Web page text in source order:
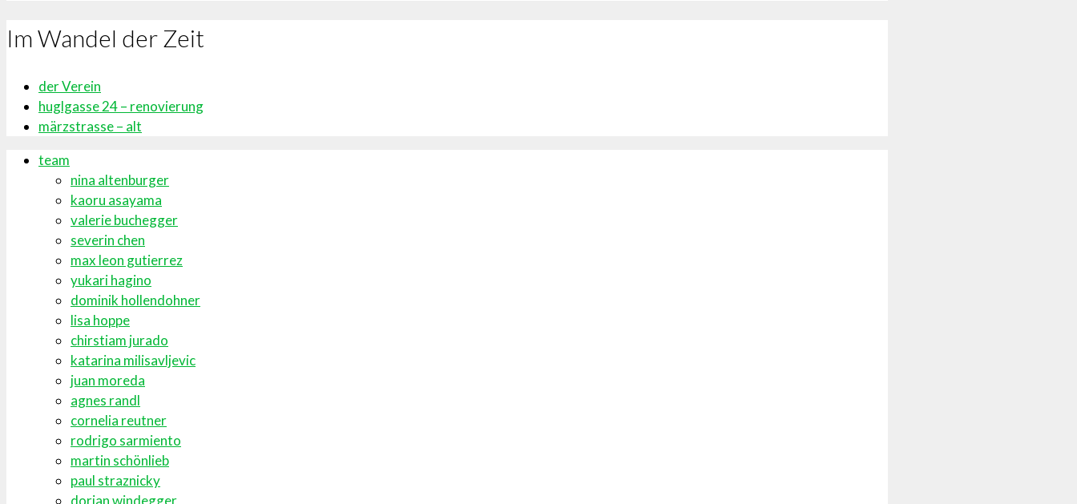
Im Wandel der Zeit
der Verein
huglgasse 24 – renovierung
märzstrasse – alt
team
nina altenburger
kaoru asayama
valerie buchegger
severin chen
max leon gutierrez
yukari hagino
dominik hollendohner
lisa hoppe
chirstiam jurado
katarina milisavljevic
juan moreda
agnes randl
cornelia reutner
rodrigo sarmiento
martin schönlieb
paul straznicky